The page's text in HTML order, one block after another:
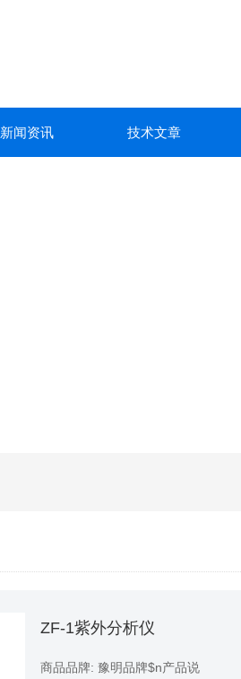
新闻资讯 技术文章
ZF-1紫外分析仪
商品品牌: 豫明品牌$n产品说